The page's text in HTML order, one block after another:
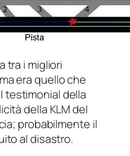
tra i migliori
era quello che
testimonialdella
della KLM del
probabilmente il
al disastro.